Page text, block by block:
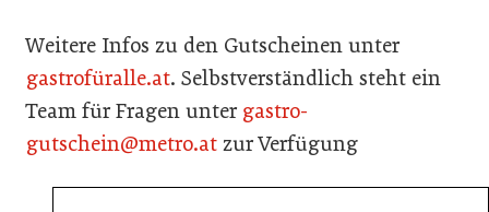
Weitere Infos zu den Gutscheinen unter
gastrofüralle.at. Selbstverständlich steht ein
Team für Fragen unter gastro-
gutschein@metro.at zur Verfügung